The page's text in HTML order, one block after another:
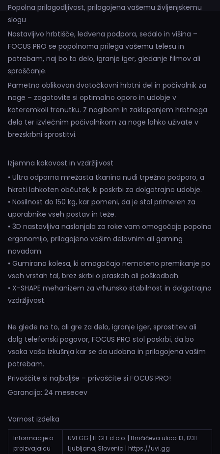
Popolna prilagodljivost, prilagojena vašemu življenjskemu
slogu
Nastavljivo hrbtišče, ledvena podpora, sedalo in višina –
FOCUS PRO se popolnoma prilega vašemu telesu in
potrebam, naj bo to delo, igranje iger, gledanje filmov ali
sproščanje.
Pametno oblikovan dvotočkovni hrbtni del in počivalnik za
noge – zagotovite si optimalno oporo in udobje v
kateremkoli trenutku. Z nagibom in zaklepanjem hrbtnega
dela ter izvlečnim počivalnikom za noge lahko uživate v
brezskrbni sprostitvi.
Izjemna kakovost in vzdržljivost
• Ultra odporna mrežasta tkanina nudi trpežno podporo, a
hkrati lahkoten občutek, ki poskrbi za dolgotrajno udobje.
• Nosilnost do 150 kg, kar pomeni, da je stol primeren za
uporabnike vseh postav in teže.
• 3D nastavljiva naslonjala za roke vam omogočajo popolno
ergonomijo, prilagojeno vašim delovnim ali gaming
navadam.
• Gumirana kolesa, ki omogočajo nemoteno premikanje po
vseh vrstah tal, brez skrbi o praskah ali poškodbah.
• X-SHAPE mehanizem za vrhunsko stabilnost in dolgotrajno
vzdržljivost.
Ne glede na to, ali gre za delo, igranje iger, sprostitev ali
dolg telefonski pogovor, FOCUS PRO stol poskrbi, da bo
vsaka vaša izkušnja kar se da udobna in prilagojena vašim
potrebam.
Privoščite si najboljše – privoščite si FOCUS PRO!
Garancija: 24 mesecev
Varnost izdelka
Informacije o
proizvajalcu
UVI.GG | LEGIT d.o.o. | Brnčičeva ulica 13, 1231
Ljubljana, Slovenia | https://uvi.gg